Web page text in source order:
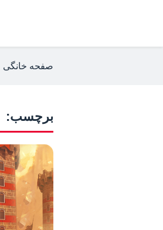
صفحه خانگی
برچسب: